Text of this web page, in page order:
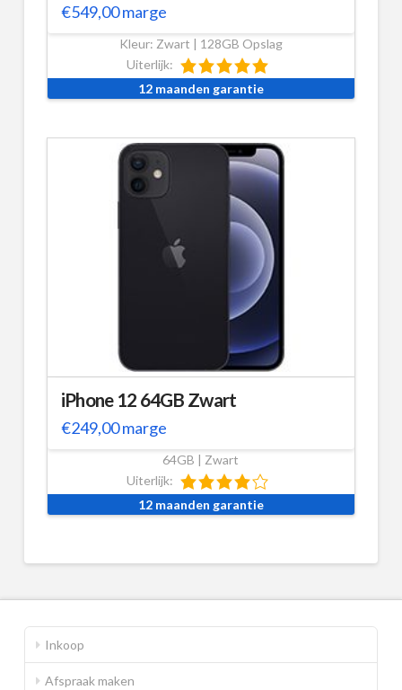
€549,00marge
Kleur: Zwart | 128GB Opslag
Uiterlijk:
12 maanden garantie
iPhone 12 64GB Zwart
€249,00marge
64GB | Zwart
Uiterlijk:
12 maanden garantie
Inkoop
Afspraak maken